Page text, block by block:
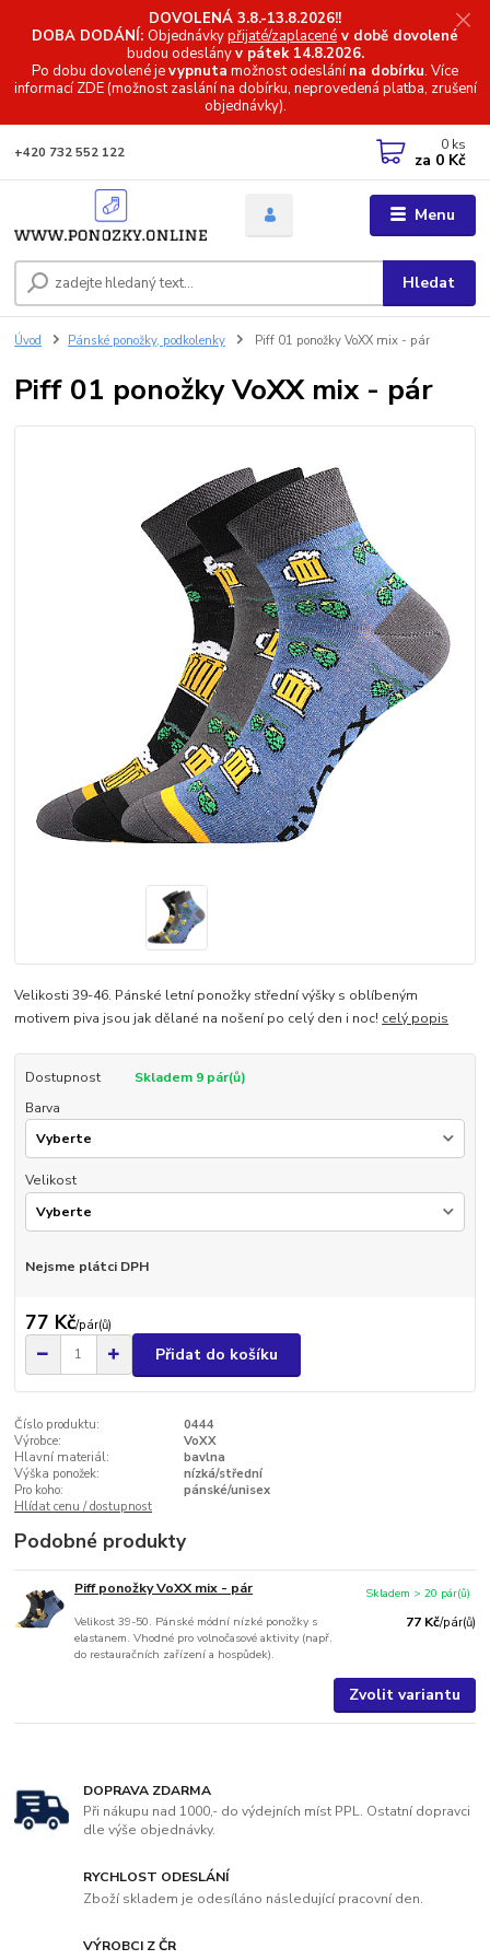
DOVOLENÁ 3.8.-13.8.2026!!
DOBA DODÁNÍ: Objednávkypřijaté/zaplacené v době dovolené
budou odeslányv pátek 14.8.2026.
Po dobu dovolené jevypnuta možnost odeslánína dobírku. Více
informacíZDE (možnost zaslání na dobírku, neprovedená platba, zrušení
objednávky).
Menu
Hledat
+420 732 552 122 0 ks
za 0 Kč
Úvod Pánské ponožky, podkolenky Piff 01 ponožky VoXX mix - pár
Piff 01 ponožky VoXX mix - pár
Velikosti 39-46. Pánské letní ponožky střední výšky s oblíbeným
motivem piva jsou jak dělané na nošení po celý den i noc! celý popis
Dostupnost
Skladem 9 pár(ů)
Barva
Velikost
Nejsme plátci DPH
77 Kč/pár(ů)
Přidat do košíku
Číslo produktu:
0444
Výrobce:
VoXX
Hlavní materiál:
bavlna
Výška ponožek:
nízká/střední
Pro koho:
pánské/unisex
Hlídat cenu / dostupnost
Podobné produkty
Piff ponožky VoXX mix - pár
Velikost 39-50. Pánské módní nízké ponožky s
elastanem. Vhodné pro volnočasové aktivity (např.
do restauračních zařízení a hospůdek).
77 Kč/pár(ů)
Skladem > 20 pár(ů)
Zvolit variantu
DOPRAVA ZDARMA
Při nákupu nad 1000,- do výdejních míst PPL. Ostatní dopravci
dle výše objednávky.
RYCHLOST ODESLÁNÍ
Zboží skladem je odesíláno následující pracovní den.
VÝROBCI Z ČR